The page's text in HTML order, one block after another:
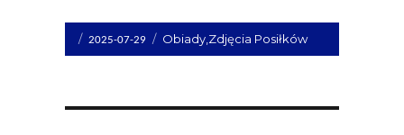
Opublikowano
dnia
2025-07-29 Kategorie
Obiady, Zdjęcia Posiłków